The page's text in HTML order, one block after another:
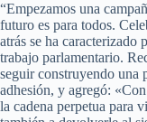
“Empezamos una
futuro es para todos.
atrás se ha
trabajo parlamentario.
seguir construyendo una
adhesión, y agregó:
la cadena perpetua para